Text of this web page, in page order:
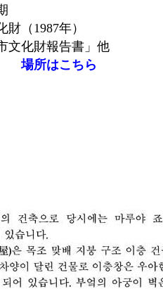
（1987年）
文化財報告書」他
居場所はこちら